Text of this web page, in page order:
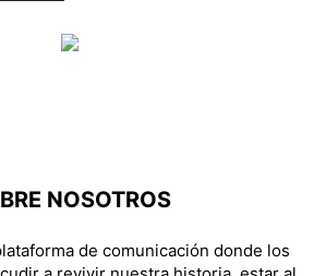
NOSOTROS
de comunicación donde los